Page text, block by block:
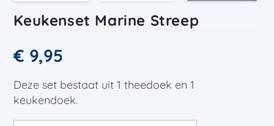
Keukenset Marine Streep
€ 9,95
Deze set bestaat uit 1 theedoek en 1
keukendoek.